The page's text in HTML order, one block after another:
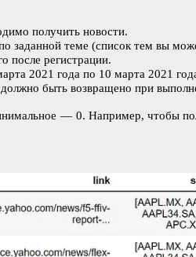
получить новости.
заданной теме (список тем вы
после регистрации.
2021 года по 10 марта 2021
должно быть возвращено при
— 0. Например, чтобы